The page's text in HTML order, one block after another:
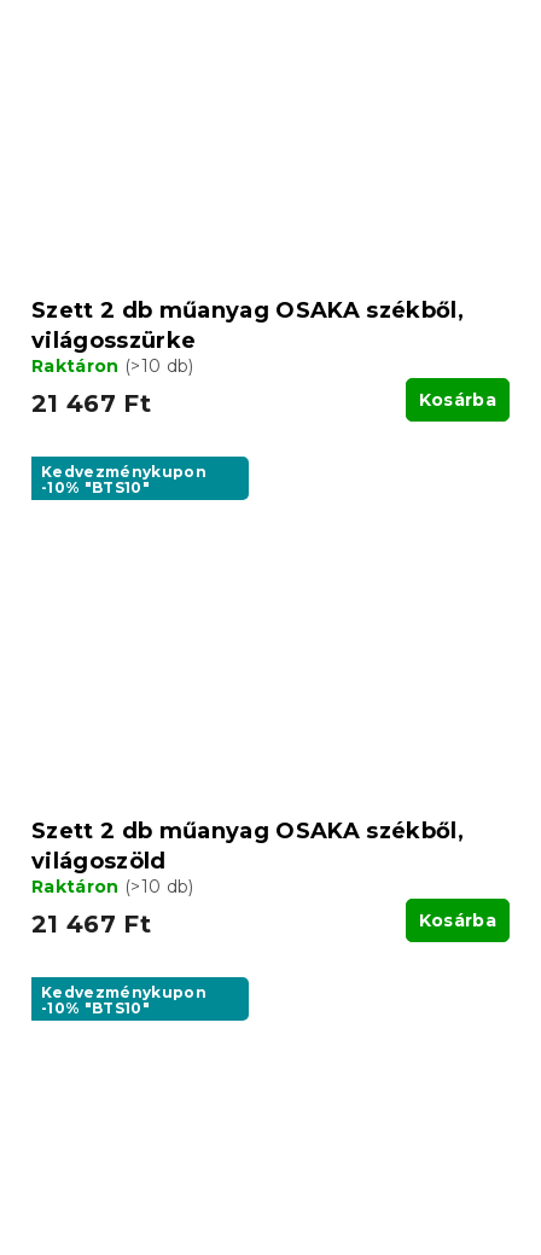
Szett 2 db műanyag OSAKA székből,
világosszürke
Raktáron (>10 db)
21 467 Ft Kosárba
Kedvezménykupon
-10% "BTS10"
Szett 2 db műanyag OSAKA székből,
világoszöld
Raktáron (>10 db)
21 467 Ft Kosárba
Kedvezménykupon
-10% "BTS10"